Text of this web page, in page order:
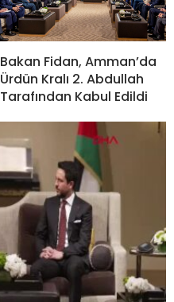
Bakan Fidan, Amman’da
Ürdün Kralı 2. Abdullah
Tarafından Kabul Edildi